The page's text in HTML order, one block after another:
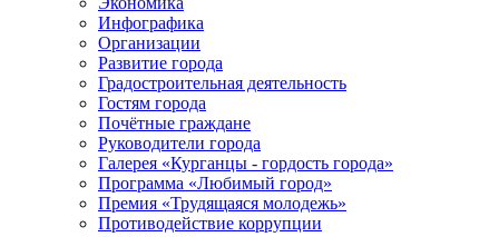
Инфографика
Организации
Развитие города
Градостроительная деятельность
Гостям города
Почётные граждане
Руководители города
Галерея «Курганцы - гордость города»
Программа «Любимый город»
Премия «Трудящаяся молодежь»
Противодействие коррупции